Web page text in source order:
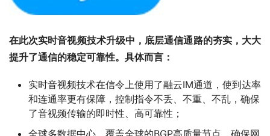
在此次实时音视频技术升级中，底层通信通路的夯实，大大
提升了通信的稳定可靠性。具体而言：
实时音视频技术在信令上使用了融云IM通道，使到达率
和连通率更有保障，控制指令不丢、不重、不乱，确保
了音视频传输的即时性、高可靠性；